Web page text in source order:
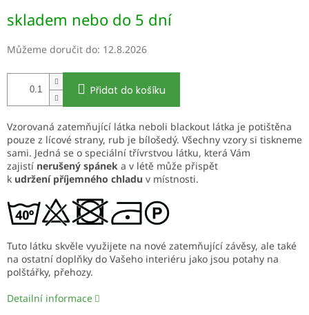
cena:
skladem nebo do 5 dní
Můžeme doručit do: 12.8.2026
Přidat do košíku
Vzorovaná zatemňující látka neboli blackout látka je potištěna
pouze z lícové strany, rub je bílošedý. Všechny vzory si tiskneme
sami. Jedná se o speciální třívrstvou látku, která Vám
zajistí nerušený spánek a v létě může přispět
k udržení příjemného chladu v místnosti.
Tuto látku skvěle využijete na nové zatemňující závěsy, ale také
na ostatní doplňky do Vašeho interiéru jako jsou potahy na
polštářky, přehozy.
Detailní informace